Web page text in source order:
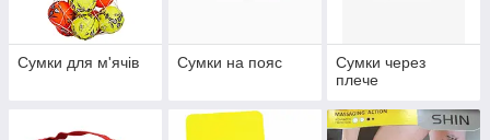
Сумки для м'ячів Сумки на пояс
Сумки через
плече